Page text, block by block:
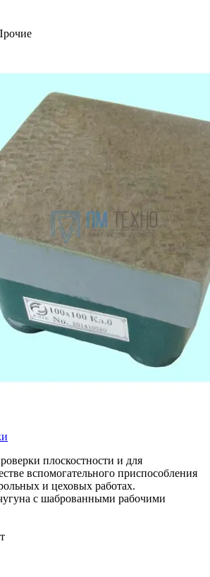
плоскостности и для
вспомогательного приспособления
и цеховых работах.
с шаброванными рабочими